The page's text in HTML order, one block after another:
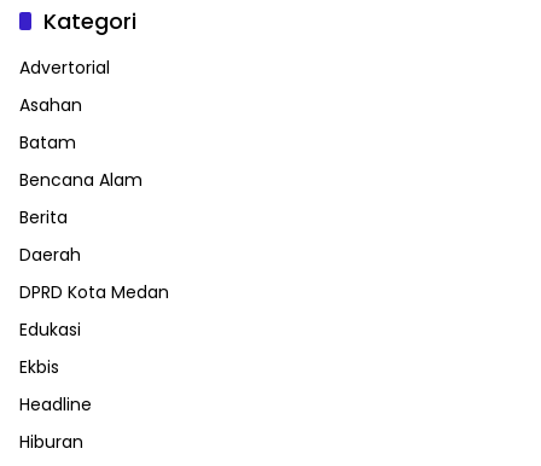
Kategori
Advertorial
Asahan
Batam
Bencana Alam
Berita
Daerah
DPRD Kota Medan
Edukasi
Ekbis
Headline
Hiburan